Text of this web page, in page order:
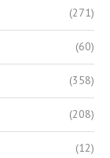
(271)
(60)
(358)
(208)
(12)